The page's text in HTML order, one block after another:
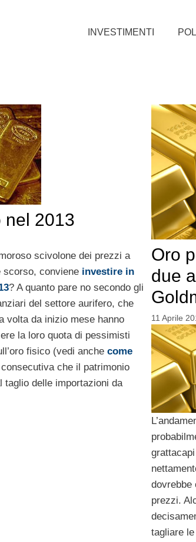
INVESTIMENTI
nel 2013
scivolone dei prezzi a
scorso, conviene investire in
? A quanto pare no secondo gli
del settore aurifero, che
volta da inizio mese hanno
la loro quota di pessimisti
fisico (vedi anche come
che il patrimonio
delle importazioni da
Oro
due
11 Aprile
dovrebbe
prezzi.
tagliare